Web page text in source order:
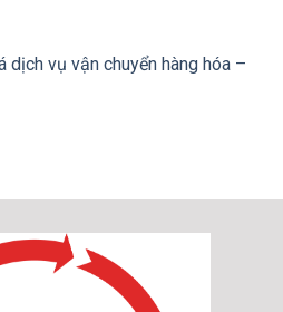
dịch vụ vận chuyển hàng hóa –